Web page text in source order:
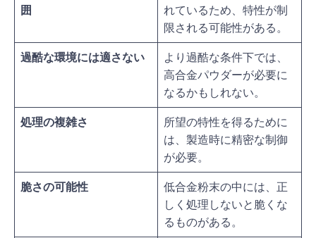
囲
れているため、特性が制
限される可能性がある。
過酷な環境には適さない
より過酷な条件下では、
高合金パウダーが必要に
なるかもしれない。
処理の複雑さ
所望の特性を得るために
は、製造時に精密な制御
が必要。
脆さの可能性
低合金粉末の中には、正
しく処理しないと脆くな
るものがある。